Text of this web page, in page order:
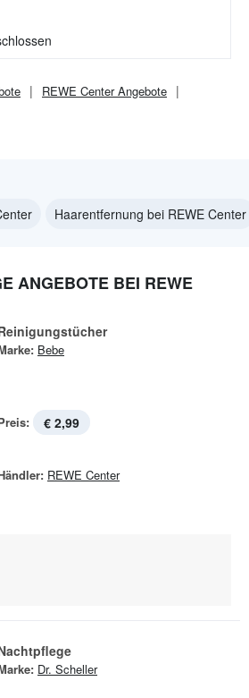
REWE CenterAngebote
Haarentfernung bei REWE Center
ANGEBOTE BEI REWE
Bebe
€ 2,99
REWE Center
Dr. Scheller